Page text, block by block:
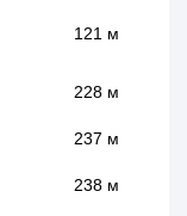
121 м
228 м
237 м
238 м